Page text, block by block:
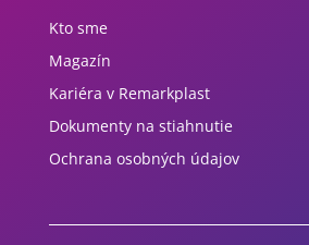
Kto sme
Magazín
Kariéra v Remarkplast
Dokumenty na stiahnutie
Ochrana osobných údajov